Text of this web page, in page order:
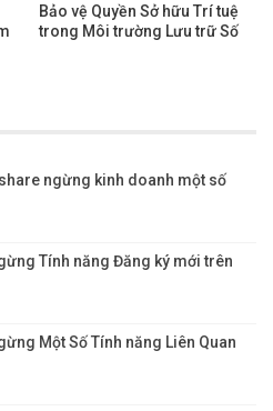
Bảo vệ Quyền Sở hữu Trí tuệ
trong Môi trường Lưu trữ Số
ngừng kinh doanh một số
Tính năng Đăng ký mới trên
Một Số Tính năng Liên Quan